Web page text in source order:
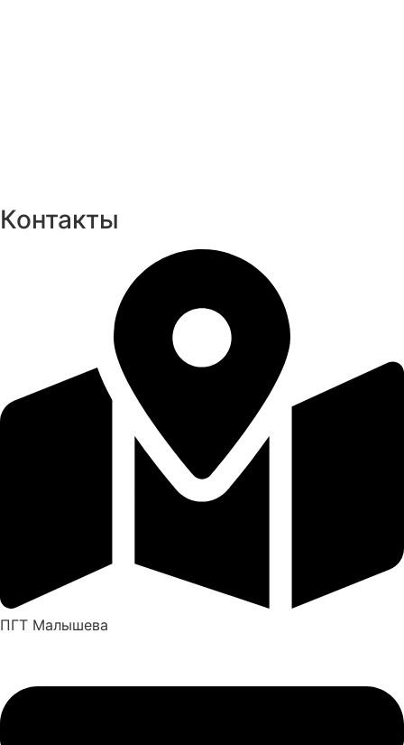
Контакты
ПГТ Малышева